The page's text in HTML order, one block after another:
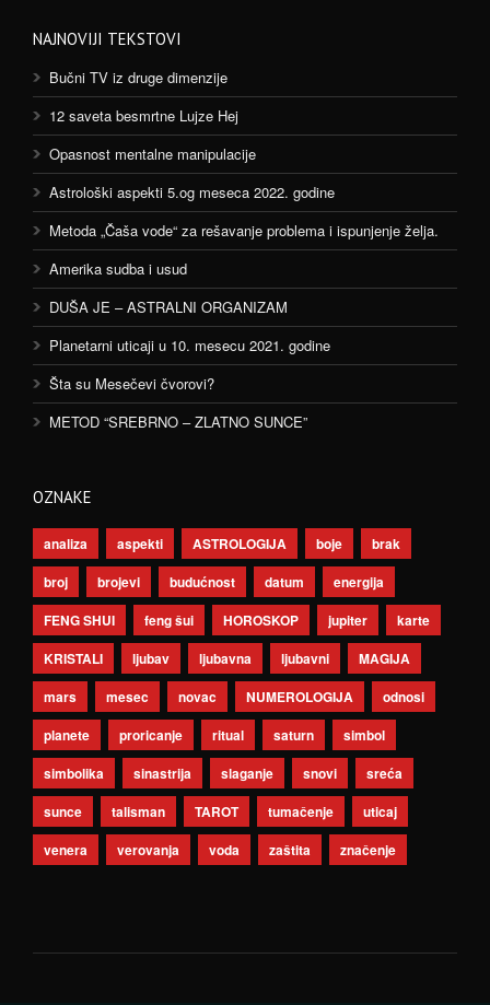
NAJNOVIJI TEKSTOVI
Bučni TV iz druge dimenzije
12 saveta besmrtne Lujze Hej
Opasnost mentalne manipulacije
Astrološki aspekti 5.og meseca 2022. godine
Metoda „Čaša vode“ za rešavanje problema i ispunjenje želja.
Amerika sudba i usud
DUŠA JE – ASTRALNI ORGANIZAM
Planetarni uticaji u 10. mesecu 2021. godine
Šta su Mesečevi čvorovi?
METOD “SREBRNO – ZLATNO SUNCE”
OZNAKE
analiza aspekti ASTROLOGIJA boje
brak
broj
brojevi budućnost datum
energija
FENG SHUI
feng šui HOROSKOP jupiter
karte
KRISTALI
ljubav ljubavna ljubavni
MAGIJA
mars
mesec novac NUMEROLOGIJA
odnosi
planete
proricanje ritual saturn
simbol
simbolika
sinastrija slaganje snovi
sreća
sunce
talisman TAROT tumačenje
uticaj
venera
verovanja voda zaštita značenje